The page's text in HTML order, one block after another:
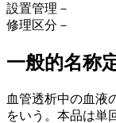
設置管理 －
修理区分 －
一般的名称
血管透析中の血液
をいう。本品は単